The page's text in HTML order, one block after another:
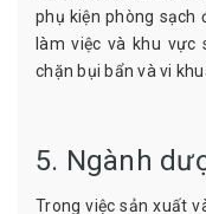
phụ kiện phòng sạch
làm việc và khu vực
chặn bụi bẩn và vi
5. Ngành
Trong việc sản xuất